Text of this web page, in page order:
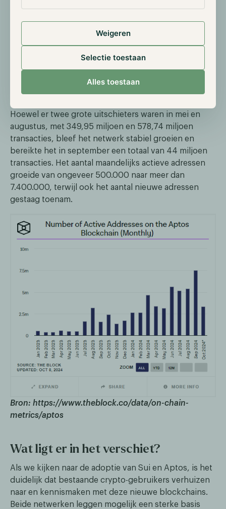
Weigeren
Selectie toestaan
Alles toestaan
verslechtering van de marktomstandigheden,
waardoor de TVL daalde tot ongeveer $300 miljoen.
Deze trend keerde echter en de TVL bereikte later
weer een piek van $580 miljoen. Aptos zag ook een
gestage netwerkadoptie, die aanvankelijk traag was in
2023, maar versnelde in 2024. Het aantal maandelijkse
transacties steeg van 19,62 miljoen in december naar
30,33 miljoen in maart.
Hoewel er twee grote uitschieters waren in mei en
augustus, met 349,95 miljoen en 578,74 miljoen
transacties, bleef het netwerk stabiel groeien en
bereikte het in september een totaal van 44 miljoen
transacties. Het aantal maandelijks actieve adressen
groeide van ongeveer 500.000 naar meer dan
7.400.000, terwijl ook het aantal nieuwe adressen
gestaag toenam.
Bron: https://www.theblock.co/data/on-chain-
metrics/aptos
Wat ligt er in het verschiet?
Als we kijken naar de adoptie van Sui en Aptos, is het
duidelijk dat bestaande crypto-gebruikers verhuizen
naar en kennismaken met deze nieuwe blockchains.
Beide netwerken leggen mogelijk een sterke basis